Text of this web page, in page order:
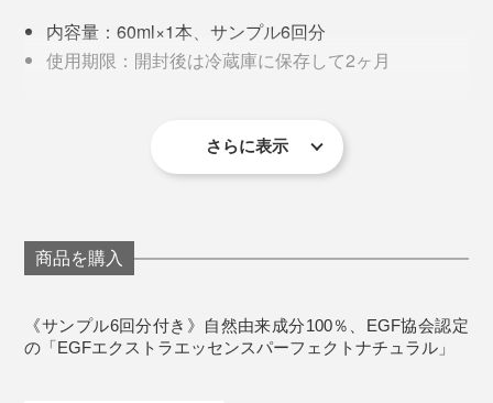
この夏の旅行や帰省には、サンプルのパウチを欠かさず
携帯しました。陽に当たる機会も多かったのですが、あ
きたそう。イボは取りたいけど、跡が残るのが怖くて踏
ん切りがつかなかったのですが、これがあれば安心して
内容量：60ml×1本、サンプル6回分
使用期限：開封後は冷蔵庫に保存して2ヶ月
無添加のため、開封後は冷蔵庫に保管し、なるべく
お早めにご使用ください。
異常が現れた際は、使用をやめ、医師の診断を受け
てください。
さらに表示
商品を購入
《サンプル6回分付き》自然由来成分100％、EGF協会認定
の「EGFエクストラエッセンスパーフェクトナチュラル」